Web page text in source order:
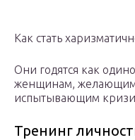
Как стать
Они годятся как
женщинам, желающим
испытывающим
Тренинг